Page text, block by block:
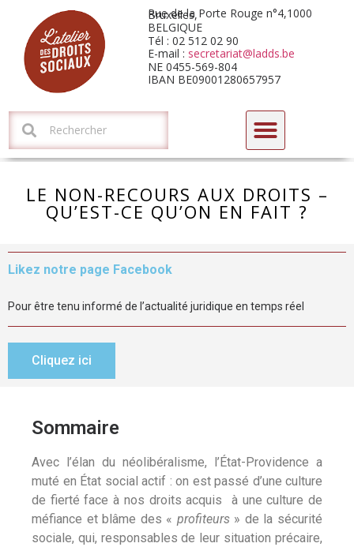
Rue de la Porte Rouge n°4,1000 Bruxelles,
BELGIQUE
Tél : 02 512 02 90
E-mail : secretariat@ladds.be
NE 0455-569-804
IBAN BE09001280657957
LE NON-RECOURS AUX DROITS –
QU’EST-CE QU’ON EN FAIT ?
Likez notre page Facebook
Pour être tenu informé de l’actualité juridique en temps réel
Cliquez ici
Sommaire
Avec l’élan du néolibéralisme, l’État-Providence a
muté en État social actif : on est passé d’une culture
de fierté face à nos droits acquis à une culture de
méfiance et blâme des « profiteurs» de la sécurité
sociale, qui, responsables de leur situation précaire,